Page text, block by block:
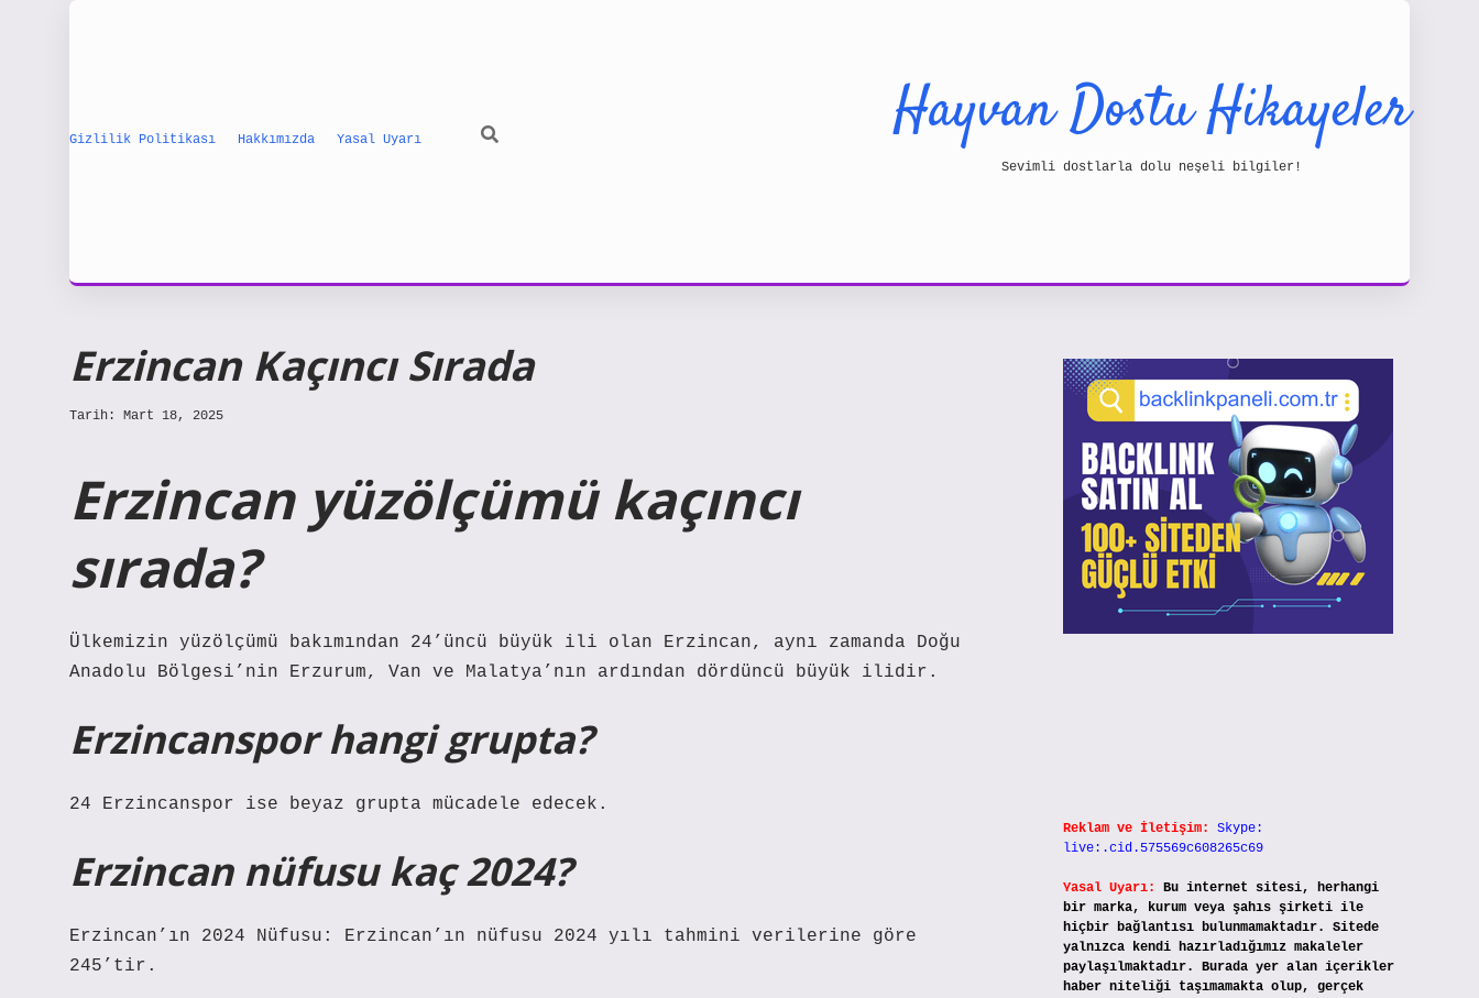
Gizlilik Politikası Hakkımızda Yasal Uyarı Hayvan Dostu Hikayeler
Sevimli dostlarla dolu neşeli bilgiler!
Erzincan Kaçıncı Sırada
Tarih: Mart 18, 2025
Erzincan yüzölçümü kaçıncı
sırada?
Ülkemizin yüzölçümü bakımından 24’üncü büyük ili olan Erzincan, aynı zamanda Doğu
Anadolu Bölgesi’nin Erzurum, Van ve Malatya’nın ardından dördüncü büyük ilidir.
Erzincanspor hangi grupta?
24 Erzincanspor ise beyaz grupta mücadele edecek.
Erzincan nüfusu kaç 2024?
Erzincan’ın 2024 Nüfusu: Erzincan’ın nüfusu 2024 yılı tahmini verilerine göre
245’tir.
Reklam ve İletişim:
Skype:
live:.cid.575569c608265c69
Yasal Uyarı:
Bu internet sitesi, herhangi
bir marka, kurum veya şahıs şirketi ile
hiçbir bağlantısı bulunmamaktadır. Sitede
yalnızca kendi hazırladığımız makaleler
paylaşılmaktadır. Burada yer alan içerikler
haber niteliği taşımamakta olup, gerçek